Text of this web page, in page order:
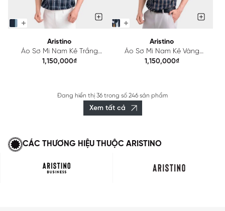
Aristino
Áo Sơ Mi Nam Kẻ Trắng
Aristino ASS565SAH2
1,150,000₫
Aristino
Áo Sơ Mi Nam Kẻ Vàng
Aristino ASS572SAH2
1,150,000₫
Đang hiển thị 36 trong số 246 sản phẩm
Xem tất cả
CÁC THƯƠNG HIỆU THUỘC ARISTINO